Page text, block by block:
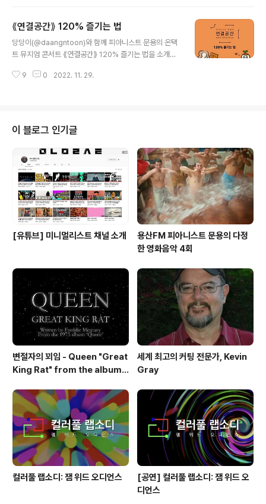
다! 주최·주관 문타라엔터테인먼트 후원 온라인미디어 예
술활동 지원사업 문화체육 moonyong.com
⟪연결공간⟫ 120% 즐기는 법
당당이(@daangntoon)와 함께 피아니스트 문용의 온택
트 뮤지엄 콘서트 ⟪연결공간⟫ 120% 즐기는 법을 소개합
예술활동 지원사업 문화체육관광부 한국문화예술위원회 2
9 0 2022. 11. 29.
이 블로그 인기글
[유튜브] 미니멀리스트 채널 소개
용산FM 피아니스트 문용의 다정
한 영화음악 4회
변절자의 꾀임 - Queen "Great
King Rat" from the album
세계 최고의 커팅 전문가, Kevin
Gray
컬러풀 랩소디: 잼 위드 오디언스
[공연] 컬러풀 랩소디: 잼 위드 오
디언스